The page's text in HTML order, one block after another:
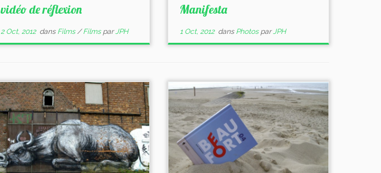
vidéo de réflexion
2 Oct, 2012dans Films/Films parJPH
Manifesta
1 Oct, 2012dans Photos parJPH